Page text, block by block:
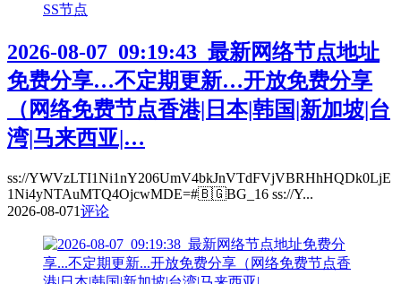
SS节点
2026-08-07_09:19:43_最新网络节点地址
免费分享…不定期更新…开放免费分享
（网络免费节点香港|日本|韩国|新加坡|台
湾|马来西亚|…
ss://YWVzLTI1Ni1nY206UmV4bkJnVTdFVjVBRHhHQDk0LjE
1Ni4yNTAuMTQ4OjcwMDE=#🇧🇬BG_16 ss://Y...
2026-08-071评论